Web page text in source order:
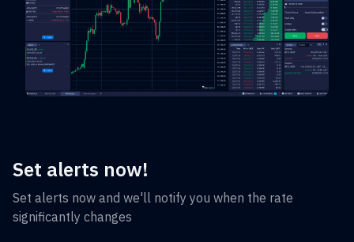
Set alerts now!
Set alerts now and we'll notify you when the rate
significantly changes